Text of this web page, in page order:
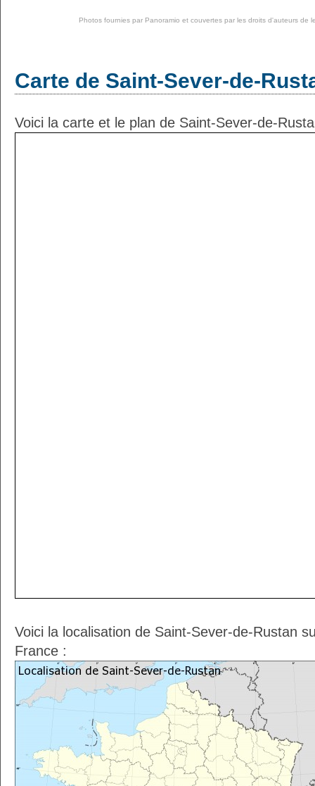
Photos fournies par Panoramio et couvertes par les droits d'auteurs de
Carte de Saint-Sever-de-
Voici la carte et le plan de Saint-Sever-de-
Voici la localisation de Saint-Sever-de-Rustan
France :